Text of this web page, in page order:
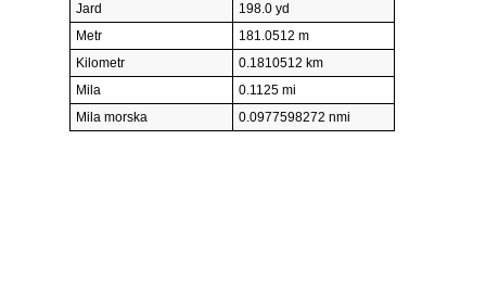
Jard
198.0 yd
Metr
181.0512 m
Kilometr
0.1810512 km
Mila
0.1125 mi
Mila morska
0.0977598272 nmi